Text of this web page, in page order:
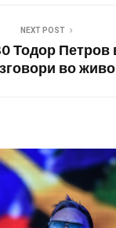
NEXT POST
Тодор
во живо